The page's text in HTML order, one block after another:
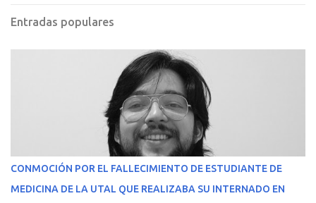
Entradas populares
CONMOCIÓN POR EL FALLECIMIENTO DE ESTUDIANTE DE
MEDICINA DE LA UTAL QUE REALIZABA SU INTERNADO EN